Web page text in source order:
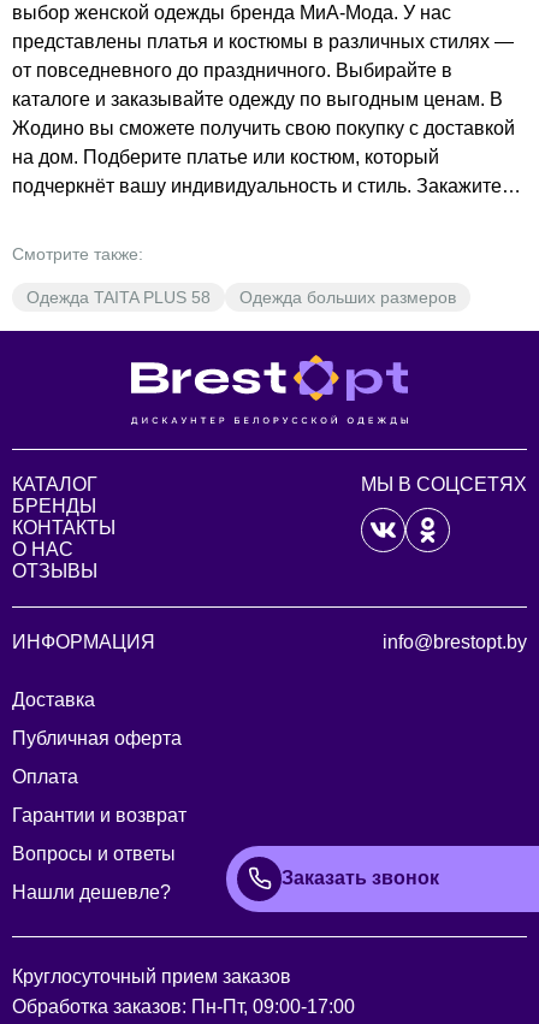
выбор женской одежды бренда МиА-Мода. У нас
представлены платья и костюмы в различных стилях —
от повседневного до праздничного. Выбирайте в
каталоге и заказывайте одежду по выгодным ценам. В
Жодино вы сможете получить свою покупку с доставкой
на дом. Подберите платье или костюм, который
подчеркнёт вашу индивидуальность и стиль. Закажите
МиА-Мода.
Смотрите также:
Одежда TAITA PLUS 58 Одежда больших размеров
КАТАЛОГ
БРЕНДЫ
КОНТАКТЫ
О НАС
ОТЗЫВЫ
МЫ В СОЦСЕТЯХ
ИНФОРМАЦИЯ
Доставка
Публичная оферта
Оплата
Гарантии и возврат
Вопросы и ответы
Нашли дешевле?
info@brestopt.by
Заказать звонок
Круглосуточный прием заказов
Обработка заказов: Пн-Пт, 09:00-17:00